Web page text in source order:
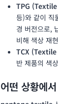
TPG
등)와 같이 직
경 버전으로,
비해 색상 재
TCX
반 제품의 색
어떤 상황에